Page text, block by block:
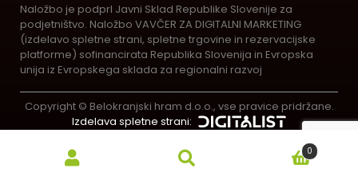
Naložbo je podprl Javni Sklad Republike Slovenije za
podjetništvo. Naložbo VAVČER ZA DIGITALNI MARKETING
(izdelavo spletne strani, spletne trgovine in rezervacijske
platforme) sofinancirata Republika Slovenija in Evropska
unija iz Evropskega sklada za regionalni razvoj
Copyright © Belokranjski hram d.o.o., vse pravice pridržane.
Izdelava spletne strani:
0